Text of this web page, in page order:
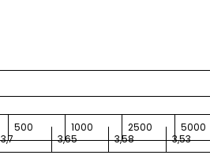
500 1000 2500 5000
3,7 3,65 3,58 3,53